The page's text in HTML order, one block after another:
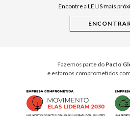
Cuidados CasaEncontre a LE LIS mais
Fazemos parte do Pacto
e estamos comprometidos